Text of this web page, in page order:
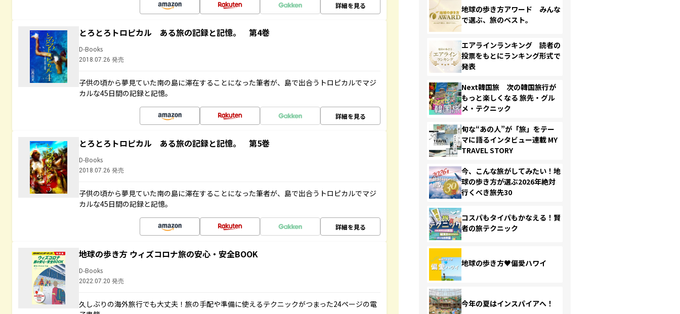
詳細を見る
とろとろトロピカル ある旅の記録と記憶。 第4巻
D-Books
2018.07.26 発売
子供の頃から夢見ていた南の島に滞在することになった筆者が、島で出合うトロピカルでマジ
カルな45日間の記録と記憶。
詳細を見る
とろとろトロピカル ある旅の記録と記憶。 第5巻
D-Books
2018.07.26 発売
子供の頃から夢見ていた南の島に滞在することになった筆者が、島で出合うトロピカルでマジ
カルな45日間の記録と記憶。
詳細を見る
地球の歩き方 ウィズコロナ旅の安心・安全BOOK
D-Books
2022.07.20 発売
久しぶりの海外旅行でも大丈夫！旅の手配や準備に使えるテクニックがつまった24ページの電
地球の歩き方アワード みんな
で選ぶ、旅のベスト。
エアラインランキング 読者の
投票をもとにランキング形式で
発表
Next韓国旅 次の韓国旅行が
もっと楽しくなる 旅先・グル
メ・テクニック
旬な“あの人”が「旅」をテー
マに語るインタビュー連載 MY
TRAVEL STORY
今、こんな旅がしてみたい！地
球の歩き方が選ぶ2026年絶対
行くべき旅先30
コスパもタイパもかなえる！賢
者の旅テクニック
地球の歩き方♥偏愛ハワイ
今年の夏はインスパイアへ！